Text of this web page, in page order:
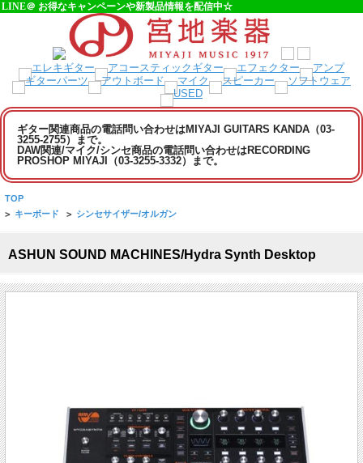
LINE＠ お得なキャンペーンや新製品情報を配信中☆
ギター関連商品の電話問い合わせはMIYAJI GUITARS KANDA（03-
3255-2755）まで。
DAW関連/マイク/シンセ商品の電話問い合わせはRECORDING
PROSHOP MIYAJI（03-3255-3332）まで。
TOP
> キーボード > シンセサイザー/オルガン
ASHUN SOUND MACHINES/Hydra Synth Desktop